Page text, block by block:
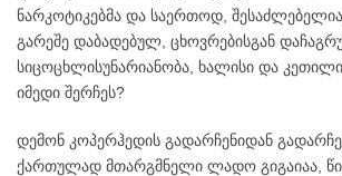
ნარკოტიკებმა და საერთოდ,
გარეშე დაბადებულ, ცხოვრებისგან
სიცოცხლისუნარიანობა, ხალისი და
იმედი შერჩეს?
დემონ კოპერჰედის გადარჩენიდან
ქართულად მთარგმნელი ლადო გიგაიაა,